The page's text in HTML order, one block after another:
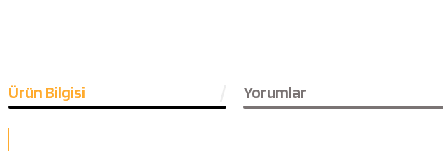
Ürün Bilgisi Yorumlar